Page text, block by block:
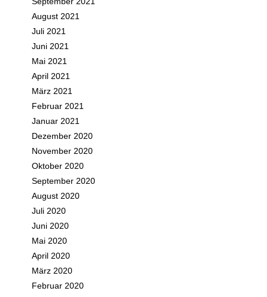
August 2021
Juli 2021
Juni 2021
Mai 2021
April 2021
März 2021
Februar 2021
Januar 2021
Dezember 2020
November 2020
Oktober 2020
September 2020
August 2020
Juli 2020
Juni 2020
Mai 2020
April 2020
März 2020
Februar 2020